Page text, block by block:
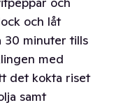
och låt
30 minuter tills
med
det kokta riset
samt